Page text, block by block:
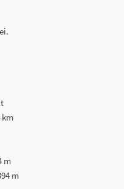
km
m
m